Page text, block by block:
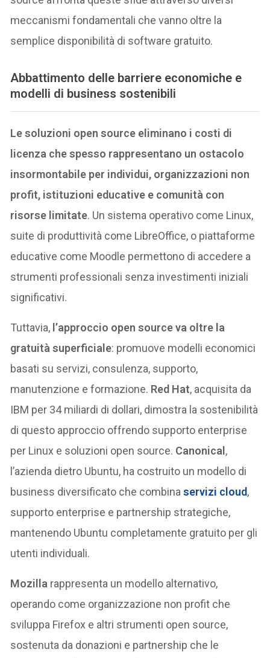
meccanismi fondamentali che vanno oltre la
semplice disponibilità di software gratuito.
Abbattimento delle barriere economiche e
modelli di business sostenibili
Le soluzioni open source eliminano i costi di
licenza che spesso rappresentano un ostacolo
insormontabile per individui, organizzazioni non
profit, istituzioni educative e comunità con
risorse limitate. Un sistema operativo come Linux,
suite di produttività come LibreOffice, o piattaforme
educative come Moodle permettono di accedere a
strumenti professionali senza investimenti iniziali
significativi.
Tuttavia, l’approccio open source va oltre la
gratuità superficiale: promuove modelli economici
basati su servizi, consulenza, supporto,
manutenzione e formazione. Red Hat, acquisita da
IBM per 34 miliardi di dollari, dimostra la sostenibilità
di questo approccio offrendo supporto enterprise
per Linux e soluzioni open source. Canonical,
l’azienda dietro Ubuntu, ha costruito un modello di
business diversificato che combinaservizi cloud,
supporto enterprise e partnership strategiche,
mantenendo Ubuntu completamente gratuito per gli
utenti individuali.
Mozilla rappresenta un modello alternativo,
operando come organizzazione non profit che
sviluppa Firefox e altri strumenti open source,
sostenuta da donazioni e partnership che le